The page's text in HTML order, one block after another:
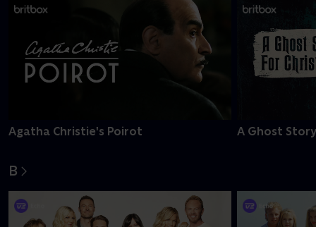
Agatha Christie's Poirot A Ghost
B